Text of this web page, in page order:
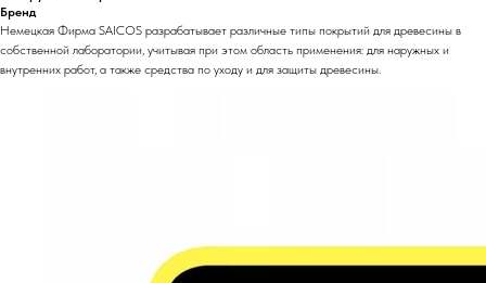
Бренд
Немецкая Фирма SAICOS разрабатывает различные типы покрытий для древесины в
собственной лаборатории, учитывая при этом область применения: для наружных и
внутренних работ, а также средства по уходу и для защиты древесины.